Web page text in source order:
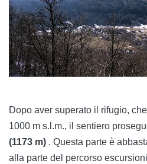
Dopo aver superato il rifugio,
1000 m s.l.m., il sentiero
(1173 m) . Questa parte è
alla parte del percorso